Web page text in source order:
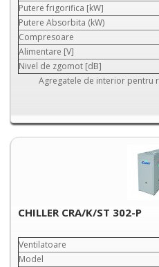
Putere frigorifica [kW]
Putere Absorbita (kW)
Compresoare
Alimentare [V]
Nivel de zgomot [dB]
Agregatele de interior pentru
CHILLER CRA/K/ST 302-P
Ventilatoare
Model